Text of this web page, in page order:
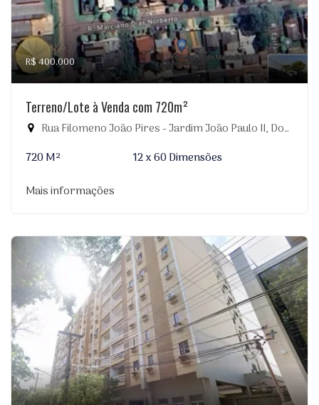
R$ 400.000
Terreno/Lote à Venda com 720m²
Rua Filomeno João Pires - Jardim João Paulo II, Dourados-MS
720 M²
12 x 60 Dimensões
Mais informações